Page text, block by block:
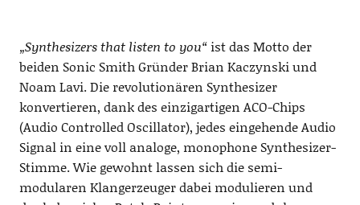
„Synthesizers that listen to you“ ist das Motto der
beiden Sonic Smith Gründer Brian Kaczynski und
Noam Lavi. Die revolutionären Synthesizer
konvertieren, dank des einzigartigen ACO-Chips
(Audio Controlled Oscillator), jedes eingehende Audio
Signal in eine voll analoge, monophone Synthesizer-
Stimme. Wie gewohnt lassen sich die semi-
modularen Klangerzeuger dabei modulieren und